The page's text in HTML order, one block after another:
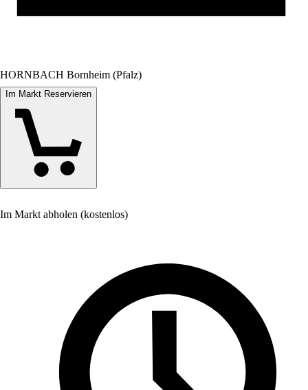
HORNBACH Bornheim (Pfalz)
Im Markt Reservieren
Im Markt abholen (kostenlos)